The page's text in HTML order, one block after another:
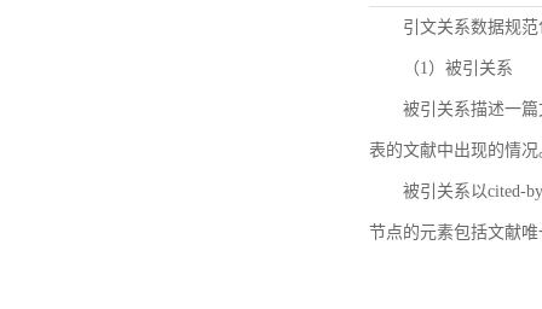
引文关系数据规
（1）被引关系
被引关系描述一
表的文献中出现的情况
被引关系以cited-
节点的元素包括文献